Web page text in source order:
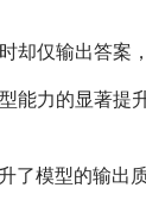
却仅输出答案
能力的显著提
了模型的输出